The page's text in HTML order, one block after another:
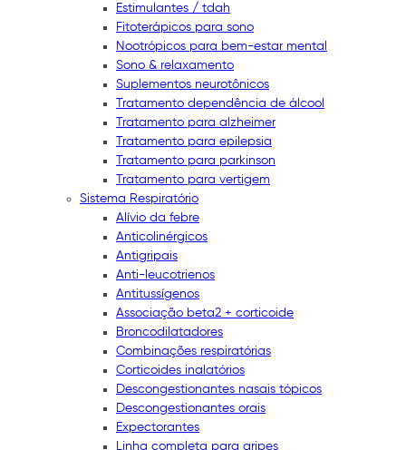
Estimulantes / tdah
Fitoterápicos para sono
Nootrópicos para bem-estar mental
Sono & relaxamento
Suplementos neurotônicos
Tratamento dependência de álcool
Tratamento para alzheimer
Tratamento para epilepsia
Tratamento para parkinson
Tratamento para vertigem
Sistema Respiratório
Alívio da febre
Anticolinérgicos
Antigripais
Anti-leucotrienos
Antitussígenos
Associação beta2 + corticoide
Broncodilatadores
Combinações respiratórias
Corticoides inalatórios
Descongestionantes nasais tópicos
Descongestionantes orais
Expectorantes
Linha completa para gripes